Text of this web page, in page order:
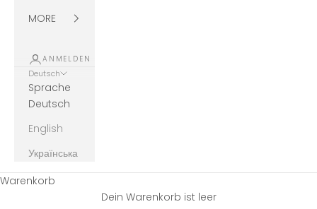
MORE
ANMELDEN
Deutsch
Sprache
Deutsch
English
Українська
Warenkorb
Dein Warenkorb ist leer